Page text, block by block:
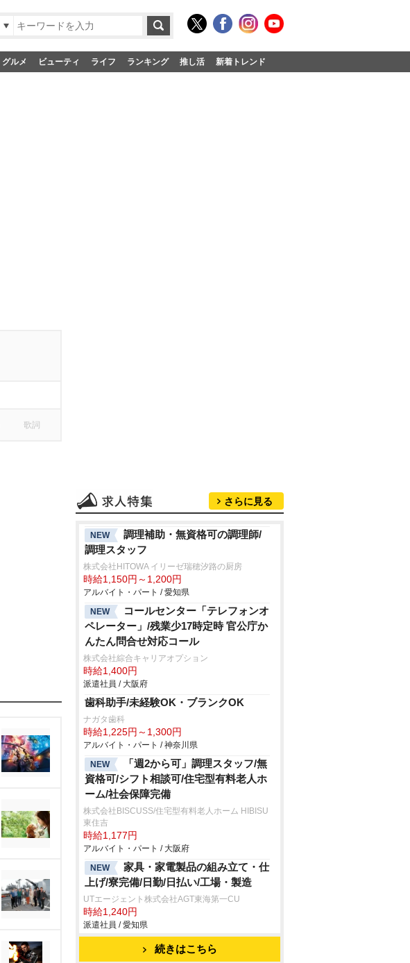
グルメ ビューティ ライフ ランキング 推し活 新着トレンド
歌詞
さらに見る
NEW
調理補助・無資格可の調理師/
調理スタッフ
株式会社HITOWA イリーゼ瑞穂汐路の厨房
時給1,150円～1,200円
アルバイト・パート / 愛知県
NEW
コールセンター「テレフォンオ
ペレーター」/残業少17時定時 官公庁か
んたん問合せ対応コール
株式会社綜合キャリアオプション
時給1,400円
派遣社員 / 大阪府
歯科助手/未経験OK・ブランクOK
ナガタ歯科
時給1,225円～1,300円
アルバイト・パート / 神奈川県
NEW
「週2から可」調理スタッフ/無
資格可/シフト相談可/住宅型有料老人ホ
ーム/社会保障完備
株式会社BISCUSS/住宅型有料老人ホーム HIBISU
東住吉
時給1,177円
アルバイト・パート / 大阪府
NEW
家具・家電製品の組み立て・仕
上げ/寮完備/日勤/日払い/工場・製造
UTエージェント株式会社AGT東海第一CU
時給1,240円
派遣社員 / 愛知県
続きはこちら